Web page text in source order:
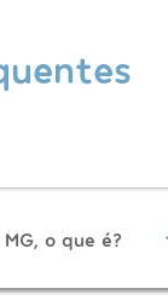
o que é?